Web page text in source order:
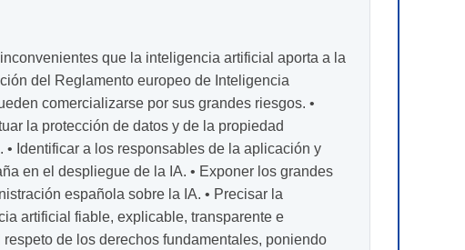
que la inteligencia artificial aporta a la
del Reglamento europeo de Inteligencia
comercializarse por sus grandes riesgos. •
la protección de datos y de la propiedad
Identificar a los responsables de la aplicación y
en el despliegue de la IA. • Exponer los grandes
española sobre la IA. • Precisar la
artificial fiable, explicable, transparente e
de los derechos fundamentales, poniendo